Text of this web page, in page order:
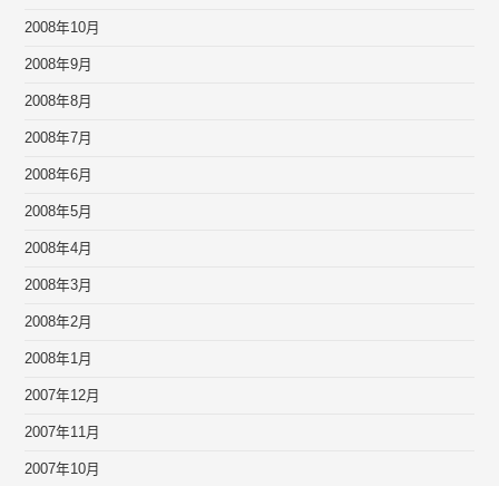
2008年10月
2008年9月
2008年8月
2008年7月
2008年6月
2008年5月
2008年4月
2008年3月
2008年2月
2008年1月
2007年12月
2007年11月
2007年10月